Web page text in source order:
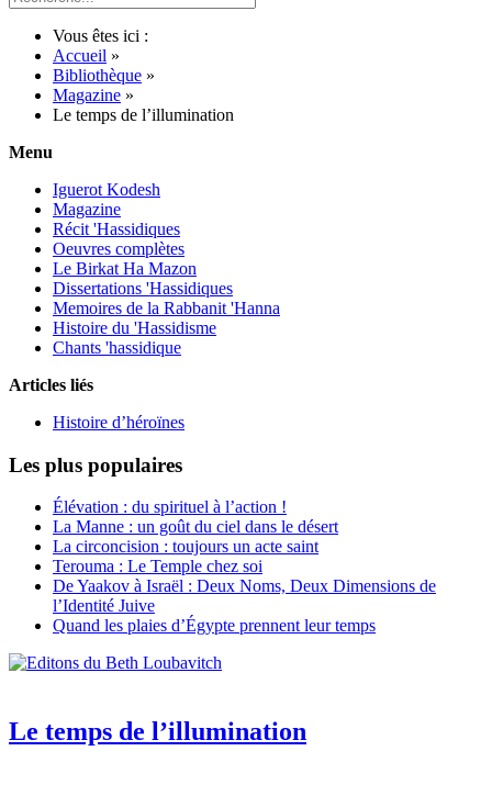
Vous êtes ici :
Accueil »
Bibliothèque »
Magazine »
Le temps de l’illumination
Menu
Iguerot Kodesh
Magazine
Récit 'Hassidiques
Oeuvres complètes
Le Birkat Ha Mazon
Dissertations 'Hassidiques
Memoires de la Rabbanit 'Hanna
Histoire du 'Hassidisme
Chants 'hassidique
Articles liés
Histoire d’héroïnes
Les plus populaires
Élévation : du spirituel à l’action !
La Manne : un goût du ciel dans le désert
La circoncision : toujours un acte saint
Terouma : Le Temple chez soi
De Yaakov à Israël : Deux Noms, Deux Dimensions de
l’Identité Juive
Quand les plaies d’Égypte prennent leur temps
Le temps de l’illumination